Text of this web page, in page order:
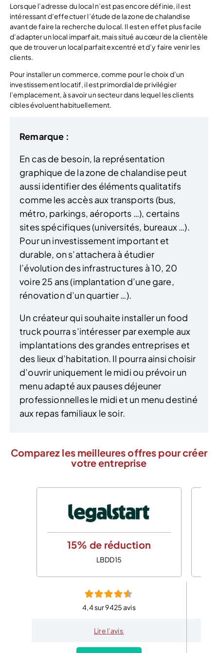
Lorsque l’adresse du local n’est pas encore définie, il est
intéressant d’effectuer l’étude de la zone de chalandise
avant de faire la recherche du local. Il est en effet plus facile
d’adapter un local imparfait, mais situé au cœur de la clientèle
que de trouver un local parfait excentré et d’y faire venir les
clients.
Pour installer un commerce, comme pour le choix d’un
investissement locatif, il est primordial de privilégier
l’emplacement, à savoir un secteur dans lequel les clients
cibles évoluent habituellement.
Remarque :
En cas de besoin, la représentation
graphique de la zone de chalandise peut
aussi identifier des éléments qualitatifs
comme les accès aux transports (bus,
métro, parkings, aéroports …), certains
sites spécifiques (universités, bureaux …).
Pour un investissement important et
durable, on s’attachera à étudier
l’évolution des infrastructures à 10, 20
voire 25 ans (implantation d’une gare,
rénovation d’un quartier …).
Un créateur qui souhaite installer un food
truck pourra s’intéresser par exemple aux
implantations des grandes entreprises et
des lieux d’habitation. Il pourra ainsi choisir
d’ouvrir uniquement le midi ou prévoir un
menu adapté aux pauses déjeuner
professionnelles le midi et un menu destiné
aux repas familiaux le soir.
Comparez les meilleures offres pour créer
votre entreprise
15% de réduction
LBDD15
4,4 sur 9425 avis
Lire l’avis